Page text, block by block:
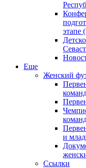
этапе
Еще
Женский
и
Ссылки